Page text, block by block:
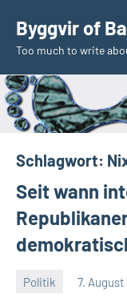
Inhalt
springen
Byggvir of
Too much to write
Schlagwort:
Seit wann
Politik 7. August